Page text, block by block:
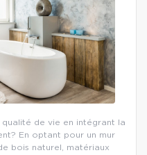
de vie en intégrant la
En optant pour un mur
bois naturel, matériaux